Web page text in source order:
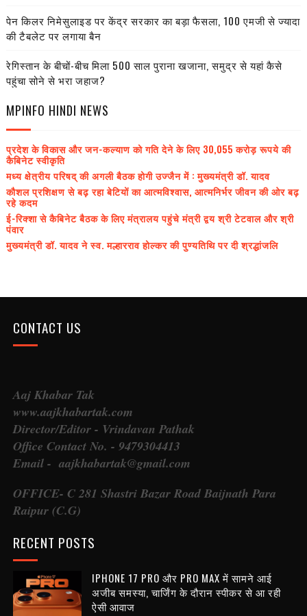
पेन किलर निमेसुलाइड पर केंद्र सरकार का बड़ा फैसला, 100 एमजी से ज्यादा
की टैबलेट पर लगाया बैन
रेगिस्तान के बीचों-बीच मिला 500 साल पुराना खजाना, समुद्र से यहां कैसे
पहुंचा सोने से भरा जहाज?
MPINFO HINDI NEWS
प्रदेश के विकास और जन-कल्याण को गति देने के लिए 30,055 करोड़ रूपये की
कैबिनेट स्वीकृति
मध्य क्षेत्रीय परिषद् की अगली बैठक होगी उज्जैन में : मुख्यमंत्री डॉ. यादव
कौशल प्रशिक्षण से बढ़ रहा बेटियों का आत्मविश्वास, आत्मनिर्भर जीवन की ओर बढ़
रहे कदम
ई-रिक्शा से कैबिनेट बैठक के लिए मंत्रालय पहुंचे मंत्री द्वय श्री टेटवाल और श्री
पंवार
मुख्यमंत्री डॉ. यादव ने स्व. मल्हारराव होल्कर की पुण्यतिथि पर दी श्रद्धांजलि
CONTACT US
Aaj Khabar Tak
www.aajkhabartak.com
Director/Editor - Vrindavan Pathak
Office Contact No. - 9479304413
Email - aajkhabartak@gmail.com
OFFICE- C 281 Shastri Bazar Road Baijnath Para
Raipur (C.G)
RECENT POSTS
IPHONE 17 PRO और PRO MAX में सामने आई
अजीब समस्या, चार्जिंग के दौरान स्पीकर से आ रही
ऐसी आवाज